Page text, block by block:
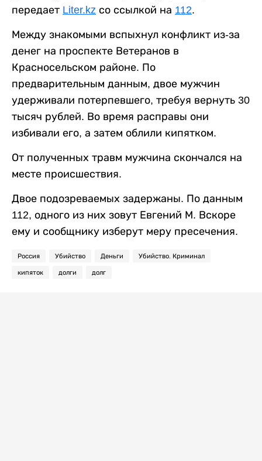
передает Liter.kz со ссылкой на 112.
Между знакомыми вспыхнул конфликт из-за
денег на проспекте Ветеранов в
Красносельском районе. По
предварительным данным, двое мужчин
удерживали потерпевшего, требуя вернуть 30
тысяч рублей. Во время расправы они
избивали его, а затем облили кипятком.
От полученных травм мужчина скончался на
месте происшествия.
Двое подозреваемых задержаны. По данным
112, одного из них зовут Евгений М. Вскоре
ему и сообщнику изберут меру пресечения.
Россия Убийство Деньги Убийство. Криминал
кипяток долги долг